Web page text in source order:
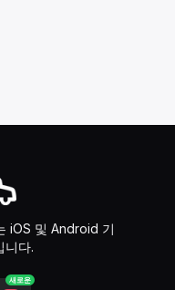
iOS 및 Android 기
니다.
새로운